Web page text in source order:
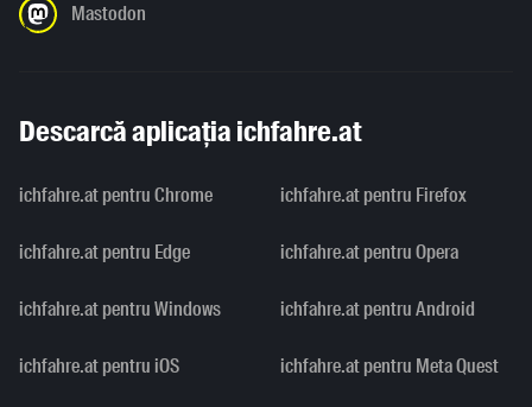
Mastodon
Descarcă aplicația ichfahre.at
ichfahre.at pentru Chrome ichfahre.at pentru Firefox
ichfahre.at pentru Edge ichfahre.at pentru Opera
ichfahre.at pentru Windows ichfahre.at pentru Android
ichfahre.at pentru iOS ichfahre.at pentru Meta Quest